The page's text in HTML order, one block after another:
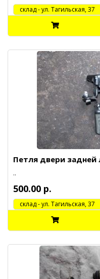
cклад - ул. Тагильская, 37
Петля двери задней
..
500.00 р.
cклад - ул. Тагильская, 37